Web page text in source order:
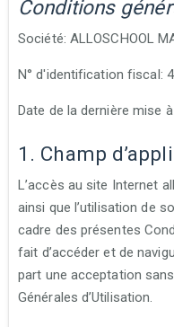
Conditions
Société: ALLOSCHOOL
N° d'identification fiscal:
Date de la dernière mise
1. Champ
L’accès au site Internet
ainsi que l’utilisation de
cadre des présentes
fait d’accéder et de
part une acceptation
Générales d’Utilisation.